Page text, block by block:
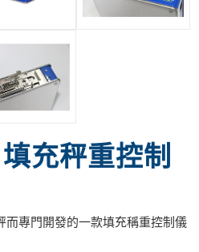
充秤重控制
而專門開發的一款填充稱重控制儀